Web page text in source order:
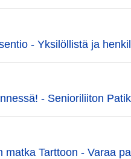
- Yksilöllistä ja
- Senioriliiton
matka Tarttoon - Varaa